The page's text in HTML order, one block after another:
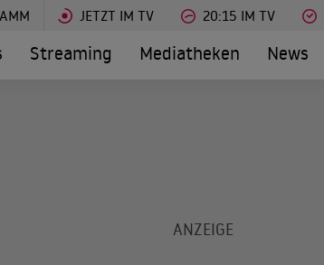
JETZT IM TV 20:15 IM TV
Streaming Mediatheken News